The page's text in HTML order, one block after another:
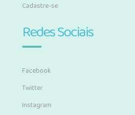
Cadastre-se
Redes Sociais
Facebook
Twitter
Instagram